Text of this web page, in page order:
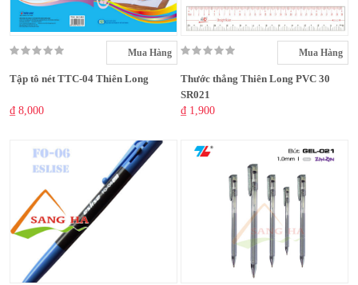
Mua Hàng
Tập tô nét TTC-04 Thiên Long
₫ 8,000
Mua Hàng
Thước thẳng Thiên Long PVC 30
SR021
₫ 1,900